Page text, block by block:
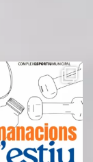
continua movent-te
te! ...
5 0